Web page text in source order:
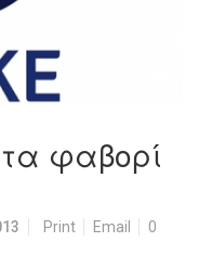
φαβορί
Print Email
0